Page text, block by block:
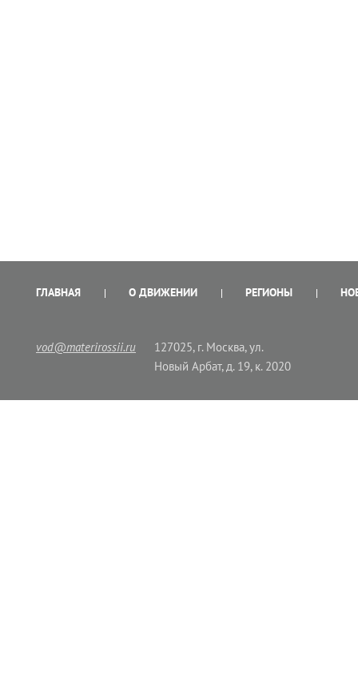
ГЛАВНАЯ О ДВИЖЕНИИ РЕГИОНЫ
vod@materirossii.ru
127025, г. Москва, ул.
Новый Арбат, д. 19, к. 2020